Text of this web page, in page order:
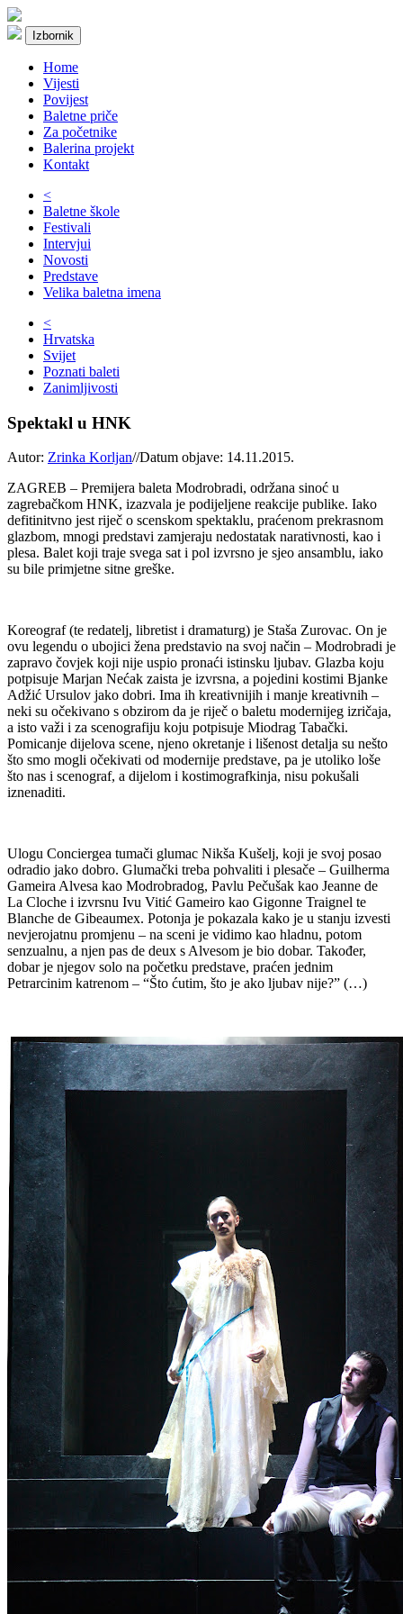
Izbornik
Home
Vijesti
Povijest
Baletne priče
Za početnike
Balerina projekt
Kontakt
<
Baletne škole
Festivali
Intervjui
Novosti
Predstave
Velika baletna imena
<
Hrvatska
Svijet
Poznati baleti
Zanimljivosti
Spektakl u HNK
Autor: Zrinka Korljan//Datum objave: 14.11.2015.
ZAGREB – Premijera baleta Modrobradi, održana sinoć u
zagrebačkom HNK, izazvala je podijeljene reakcije publike. Iako
defitinitvno jest riječ o scenskom spektaklu, praćenom prekrasnom
glazbom, mnogi predstavi zamjeraju nedostatak narativnosti, kao i
plesa. Balet koji traje svega sat i pol izvrsno je sjeo ansamblu, iako
su bile primjetne sitne greške.
Koreograf (te redatelj, libretist i dramaturg) je Staša Zurovac. On je
ovu legendu o ubojici žena predstavio na svoj način – Modrobradi je
zapravo čovjek koji nije uspio pronaći istinsku ljubav. Glazba koju
potpisuje Marjan Nećak zaista je izvrsna, a pojedini kostimi Bjanke
Adžić Ursulov jako dobri. Ima ih kreativnijih i manje kreativnih –
neki su očekivano s obzirom da je riječ o baletu modernijeg izričaja,
a isto važi i za scenografiju koju potpisuje Miodrag Tabački.
Pomicanje dijelova scene, njeno okretanje i lišenost detalja su nešto
što smo mogli očekivati od modernije predstave, pa je utoliko loše
što nas i scenograf, a dijelom i kostimografkinja, nisu pokušali
iznenaditi.
Ulogu Conciergea tumači glumac Nikša Kušelj, koji je svoj posao
odradio jako dobro. Glumački treba pohvaliti i plesače – Guilherma
Gameira Alvesa kao Modrobradog, Pavlu Pečušak kao Jeanne de
La Cloche i izvrsnu Ivu Vitić Gameiro kao Gigonne Traignel te
Blanche de Gibeaumex. Potonja je pokazala kako je u stanju izvesti
nevjerojatnu promjenu – na sceni je vidimo kao hladnu, potom
senzualnu, a njen pas de deux s Alvesom je bio dobar. Također,
dobar je njegov solo na početku predstave, praćen jednim
Petrarcinim katrenom – “Što ćutim, što je ako ljubav nije?” (…)